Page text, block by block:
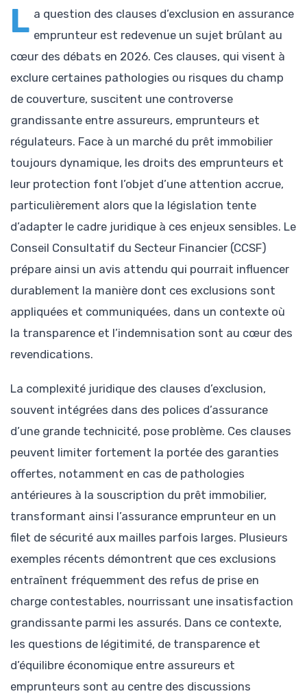
L a question des clauses d’exclusion en assurance
emprunteur est redevenue un sujet brûlant au
cœur des débats en 2026. Ces clauses, qui visent à
exclure certaines pathologies ou risques du champ
de couverture, suscitent une controverse
grandissante entre assureurs, emprunteurs et
régulateurs. Face à un marché du prêt immobilier
toujours dynamique, les droits des emprunteurs et
leur protection font l’objet d’une attention accrue,
particulièrement alors que la législation tente
d’adapter le cadre juridique à ces enjeux sensibles. Le
Conseil Consultatif du Secteur Financier (CCSF)
prépare ainsi un avis attendu qui pourrait influencer
durablement la manière dont ces exclusions sont
appliquées et communiquées, dans un contexte où
la transparence et l’indemnisation sont au cœur des
revendications.
La complexité juridique des clauses d’exclusion,
souvent intégrées dans des polices d’assurance
d’une grande technicité, pose problème. Ces clauses
peuvent limiter fortement la portée des garanties
offertes, notamment en cas de pathologies
antérieures à la souscription du prêt immobilier,
transformant ainsi l’assurance emprunteur en un
filet de sécurité aux mailles parfois larges. Plusieurs
exemples récents démontrent que ces exclusions
entraînent fréquemment des refus de prise en
charge contestables, nourrissant une insatisfaction
grandissante parmi les assurés. Dans ce contexte,
les questions de légitimité, de transparence et
d’équilibre économique entre assureurs et
emprunteurs sont au centre des discussions